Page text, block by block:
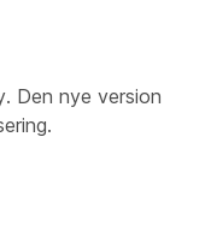
Den nye version